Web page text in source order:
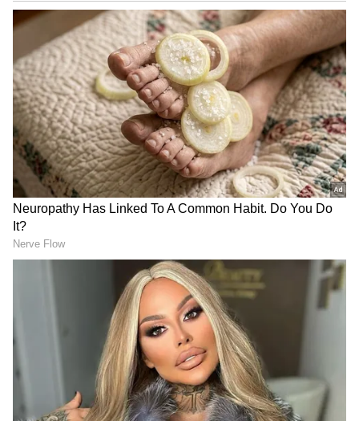
நட்சத்திரங்கள் அனைவரும் அசத்தலான
உடைகளில் மிடுக்காக வந்திருந்தாலும்,
மணமகள் ராதிகா மெர்ச்சன்ட் எல்லோர்
கண்களையும் கவர்ந்தார்.அவர்
அணிந்திருந்த ஆடையின் விலையை இங்கு
காணலாம்.
ஏசியாநெட் தமிழ்-ஐ உங்கள் முதன்மைத்
தேர்வாக்குங்கள்